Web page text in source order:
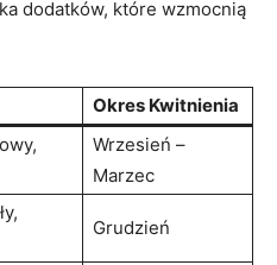
dodatków, które wzmocnią
Okres Kwitnienia
Wrzesień –
Marzec
Grudzień